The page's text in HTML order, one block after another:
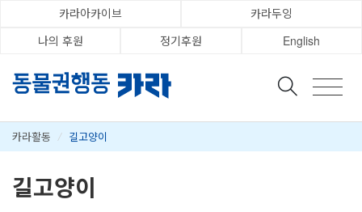
카라아카이브
카라두잉
나의 후원
정기후원 English
카라활동 / 길고양이
길고양이